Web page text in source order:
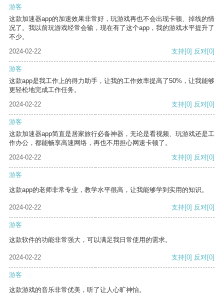
游客
这款加速器app的加速效果非常好，玩游戏再也不会出现卡顿、掉线的情
况了。我以前玩游戏经常会输，现在有了这个app，我的游戏水平提升了
不少。
2024-02-22
支持[0] 反对[0]
游客
这款app是我工作上的得力助手，让我的工作效率提高了50%，让我能够
更轻松地完成工作任务。
2024-02-22
支持[0] 反对[0]
游客
这款加速器app简直是居家旅行必备神器，无论是看视频、玩游戏还是工
作办公，都能畅享高速网络，再也不用担心网速卡顿了。
2024-02-22
支持[0] 反对[0]
游客
这款app的老师非常专业，教学水平很高，让我能够学到实用的知识。
2024-02-22 支持[0] 反对[0]
游客
这款软件的功能非常强大，可以满足我日常使用的需求。
2024-02-22 支持[0] 反对[0]
游客
这款游戏的音乐非常优美，听了让人心旷神怡。